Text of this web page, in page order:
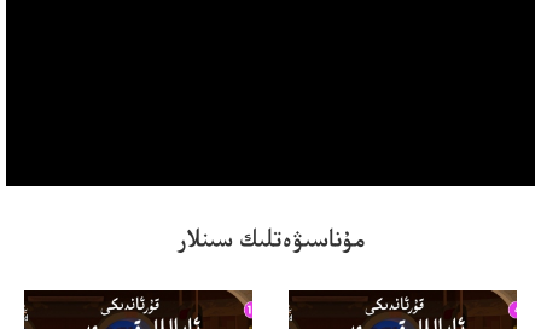
مۇناسىۋەتلىك سىنلار